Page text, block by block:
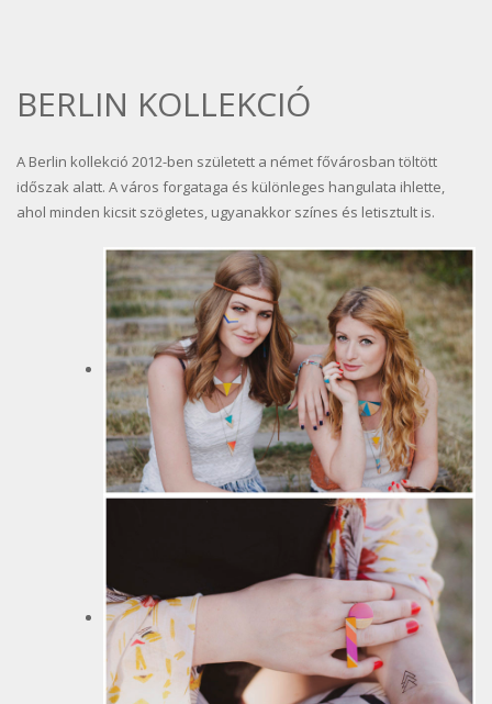
BERLIN KOLLEKCIÓ
A Berlin kollekció 2012-ben született a német fővárosban töltött
időszak alatt. A város forgataga és különleges hangulata ihlette,
ahol minden kicsit szögletes, ugyanakkor színes és letisztult is.